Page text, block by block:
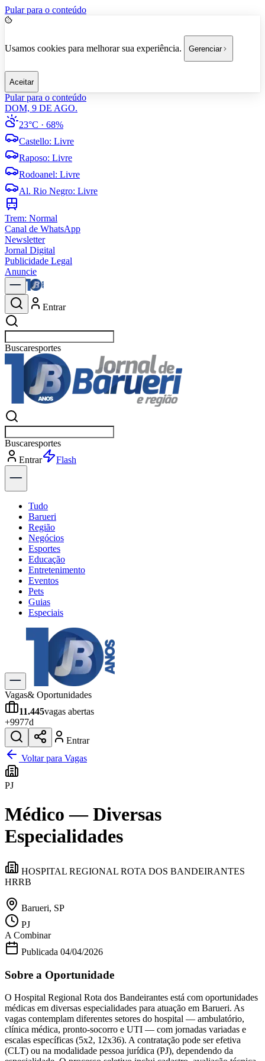
Pular para o conteúdo
Usamos cookies para melhorar sua experiência. Gerenciar
Aceitar
Pular para o conteúdo
DOM, 9 DE AGO.
23°C · 68%
Castello: Livre
Raposo: Livre
Rodoanel: Livre
Al. Rio Negro: Livre
Trem: Normal
Canal de WhatsApp
Newsletter
Jornal Digital
Publicidade Legal
Anuncie
Entrar
Buscarpolítica
Buscarpolítica
Entrar
Flash
Tudo
Barueri
Região
Negócios
Esportes
Educação
Entretenimento
Eventos
Pets
Guias
Especiais
Explore Tudo
Últimas Notícias
Previsão do Tempo
Trânsito e Rotas
Dia a Dia & Lazer
Gastronomia
Cinema & Shows
Jogos
Novo
Para Sua Empresa
Publicidade Legal
Política
Eleições
Segurança
Cultura
Obras
Educação
Bairros de Barueri
JubranBelvalBethavilleBoa
VistaCalifórniaCarapicuíbaCentroChácaras MarcoCidades da
RegiãoCotiaCruz PretaEngenho NovoFazenda
Militar ItapeviJandiraJardim AudirJardim BelvalJardim
CalifórniaJardim dos AltosJardim dos CamargosJardim
EsperançaJardim GrazielaJardim IracemaJardim ItaquitiJardim
Vagas& Oportunidades
11.445vagas abertas
+9977d
Entrar
Voltar para Vagas
PJ
Médico — Diversas
Especialidades
HOSPITAL REGIONAL ROTA DOS BANDEIRANTES
HRRB
Barueri, SP
PJ
A Combinar
Publicada 04/04/2026
Sobre a Oportunidade
O Hospital Regional Rota dos Bandeirantes está com oportunidades
médicas em diversas especialidades para atuação em Barueri. As
vagas contemplam diferentes setores do hospital — ambulatório,
clínica médica, pronto-socorro e UTI — com jornadas variadas e
escalas específicas (5x2, 12x36). A contratação pode ser efetiva
(CLT) ou na modalidade pessoa jurídica (PJ), dependendo da